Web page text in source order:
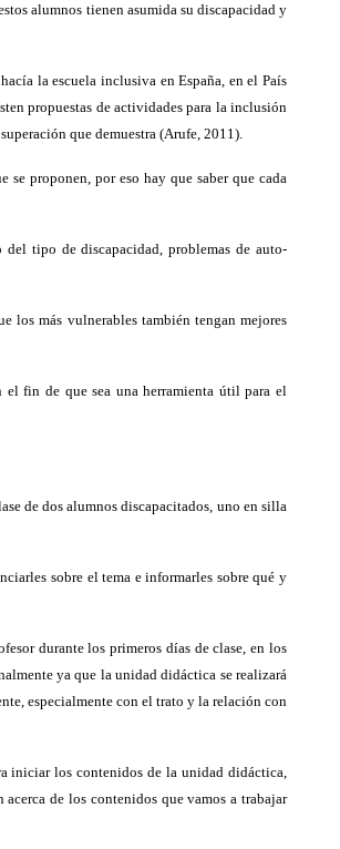
alumnos tienen asumida su discapacidad y
la escuela inclusiva en España, en el País
propuestas de actividades para la inclusión
que demuestra (Arufe, 2011).
proponen, por eso hay que saber que cada
tipo de discapacidad, problemas de auto-
los más vulnerables también tengan mejores
fin de que sea una herramienta útil para el
de dos alumnos discapacitados, uno en silla
sobre el tema e informarles sobre qué y
durante los primeros días de clase, en los
ya que la unidad didáctica se realizará
especialmente con el trato y la relación con
iniciar los contenidos de la unidad didáctica,
de los contenidos que vamos a trabajar